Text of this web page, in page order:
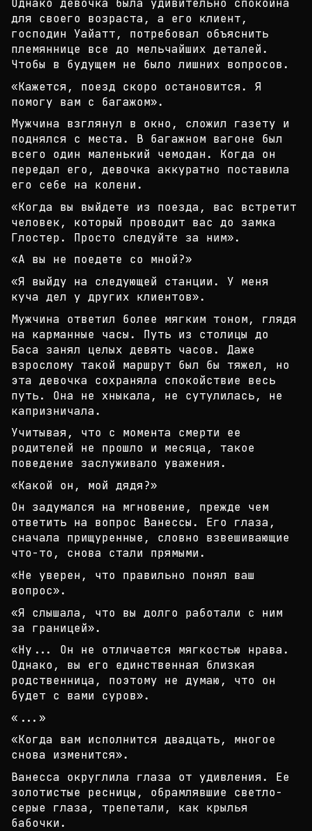
Однако девочка была удивительно спокойна
для своего возраста, а его клиент,
господин Уайатт, потребовал объяснить
племяннице все до мельчайших деталей.
Чтобы в будущем не было лишних вопросов.
«Кажется, поезд скоро остановится. Я
помогу вам с багажом».
Мужчина взглянул в окно, сложил газету и
поднялся с места. В багажном вагоне был
всего один маленький чемодан. Когда он
передал его, девочка аккуратно поставила
его себе на колени.
«Когда вы выйдете из поезда, вас встретит
человек,
который проводит вас до замка
Глостер. Просто следуйте за ним».
«А вы не поедете со мной?»
«Я выйду на следующей станции. У меня
куча дел у других клиентов».
Мужчина ответил более мягким тоном, глядя
на карманные часы. Путь из столицы до
Баса занял целых девять часов. Даже
взрослому такой маршрут был бы тяжел, но
эта девочка сохраняла спокойствие весь
путь. Она не хныкала, не сутулилась, не
капризничала.
Учитывая, что с момента смерти ее
родителей не прошло и месяца, такое
поведение заслуживало уважения.
«Какой он, мой дядя?»
Он задумался на мгновение, прежде чем
ответить на вопрос Ванессы. Его глаза,
сначала прищуренные, словно взвешивающие
что-то, снова стали прямыми.
«Не уверен, что правильно понял ваш
вопрос».
«Я слышала, что вы долго работали с ним
за границей».
«Ну... Он не отличается мягкостью нрава.
Однако, вы его единственная близкая
родственница, поэтому не думаю, что он
будет с вами суров».
«...»
«Когда вам исполнится двадцать, многое
снова изменится».
Ванесса округлила глаза от удивления. Ее
золотистые ресницы, обрамлявшие светло-
серые глаза, трепетали, как крылья
бабочки.